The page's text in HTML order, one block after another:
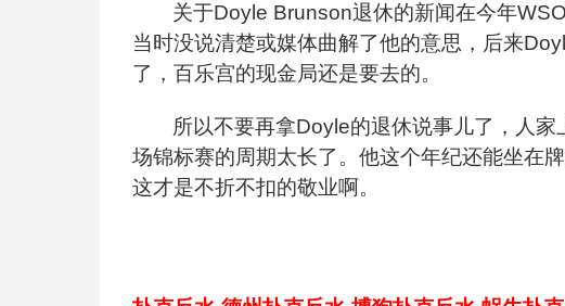
关于Doyle Brunson退休的新闻在今年
当时没说清楚或媒体曲解了他的意思，后来
了，百乐宫的现金局还是要去的。
所以不要再拿Doyle的退休说事儿了，人
场锦标赛的周期太长了。他这个年纪还能坐在
这才是不折不扣的敬业啊。